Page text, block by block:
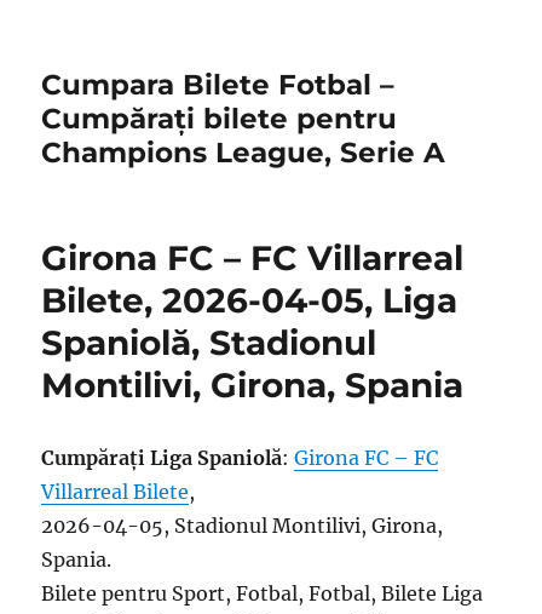
Cumpara Bilete Fotbal –
Cumpărați bilete pentru
Champions League, Serie A
Girona FC – FC Villarreal
Bilete, 2026-04-05, Liga
Spaniolă, Stadionul
Montilivi, Girona, Spania
Cumpărați Liga Spaniolă:Girona FC – FC
Villarreal Bilete,
2026-04-05, Stadionul Montilivi, Girona,
Spania.
Bilete pentru Sport, Fotbal, Fotbal, Bilete Liga